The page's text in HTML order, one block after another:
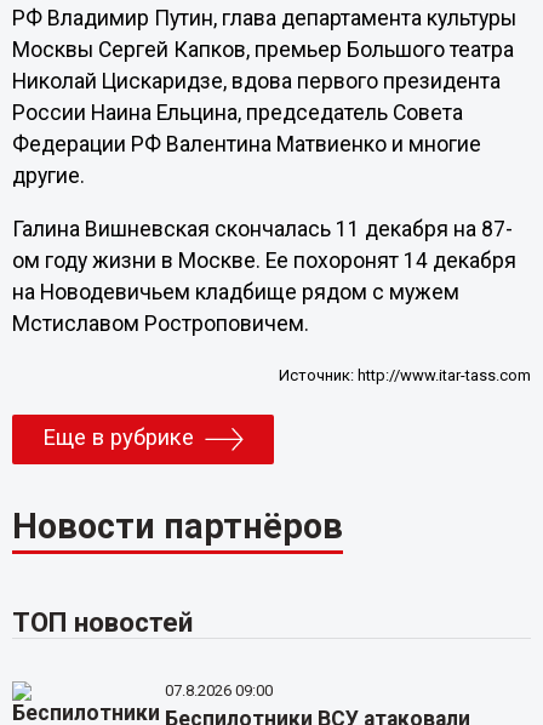
РФ Владимир Путин, глава департамента культуры
Москвы Сергей Капков, премьер Большого театра
Николай Цискаридзе, вдова первого президента
России Наина Ельцина, председатель Совета
Федерации РФ Валентина Матвиенко и многие
другие.
Галина Вишневская скончалась 11 декабря на 87-
ом году жизни в Москве. Ее похоронят 14 декабря
на Новодевичьем кладбище рядом с мужем
Мстиславом Ростроповичем.
Источник: http://www.itar-tass.com
Еще в рубрике
Новости партнёров
ТОП новостей
07.8.2026 09:00
Беспилотники ВСУ атаковали